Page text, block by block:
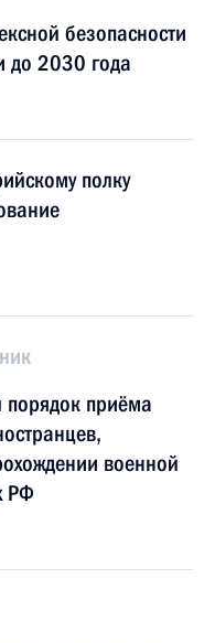
безопасности
до 2030 года
полку
приёма
военной
РФ